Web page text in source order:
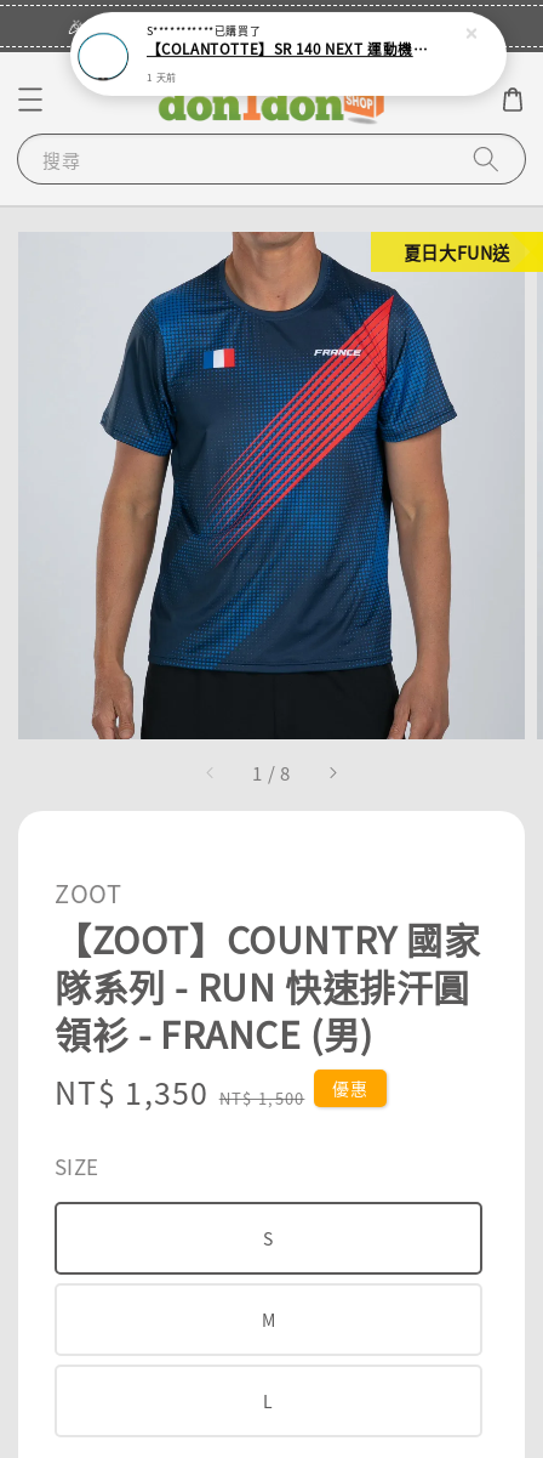
🎉登入會員・領取您的專屬折扣券！
搜尋
1 /8
夏日大FUN送
ZOOT
【ZOOT】COUNTRY 國家
隊系列 - RUN 快速排汗圓
領衫 - FRANCE (男)
Sale
NT$ 1,350 Regular
NT$ 1,500 優惠
SIZE
S
M
L
S***********已購買了
【COLANTOTTE】SR 140 NEXT 運動機能磁石項圈
1 天前